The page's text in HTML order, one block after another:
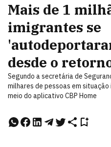
Mais de 1
imigrantes se
desde o
Segundo a secretária de
milhares de pessoas em
meio do aplicativo CBP Home